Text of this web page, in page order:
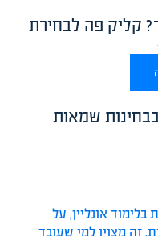
קליק פה לבחירת
שמאות
אונליין, על
זה מצוין למי שעובד